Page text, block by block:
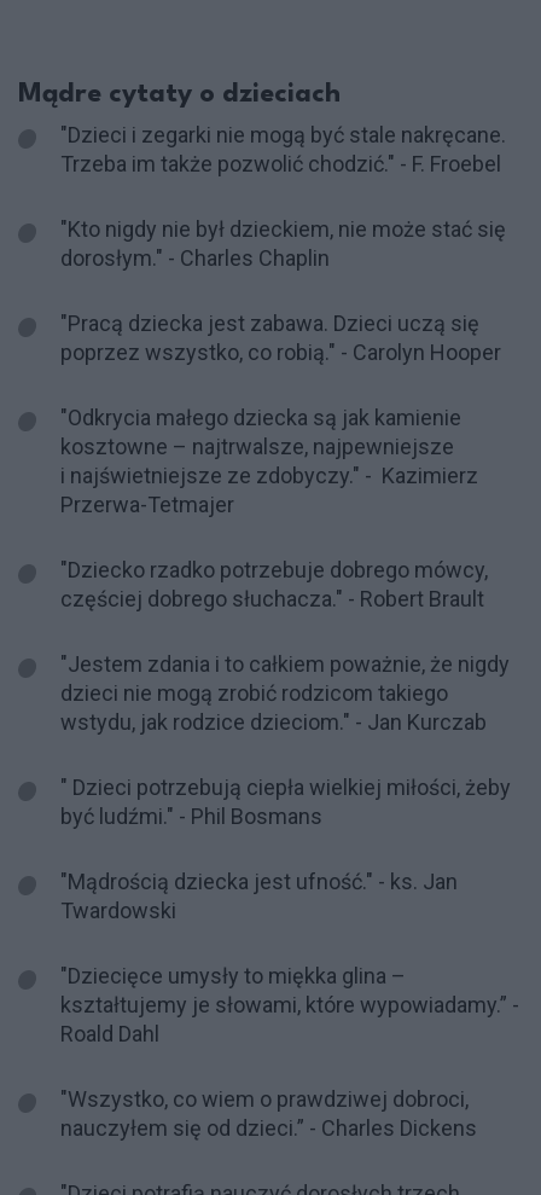
Mądre cytaty o dzieciach
"Dzieci i zegarki nie mogą być stale nakręcane.
Trzeba im także pozwolić chodzić." - F. Froebel
"Kto nigdy nie był dzieckiem, nie może stać się
dorosłym." - Charles Chaplin
"Pracą dziecka jest zabawa. Dzieci uczą się
poprzez wszystko, co robią." - Carolyn Hooper
"Odkrycia małego dziecka są jak kamienie
kosztowne – najtrwalsze, najpewniejsze
i najświetniejsze ze zdobyczy." - Kazimierz
Przerwa-Tetmajer
"Dziecko rzadko potrzebuje dobrego mówcy,
częściej dobrego słuchacza." - Robert Brault
"Jestem zdania i to całkiem poważnie, że nigdy
dzieci nie mogą zrobić rodzicom takiego
wstydu, jak rodzice dzieciom." - Jan Kurczab
" Dzieci potrzebują ciepła wielkiej miłości, żeby
być ludźmi." - Phil Bosmans
"Mądrością dziecka jest ufność." - ks. Jan
Twardowski
"Dziecięce umysły to miękka glina –
kształtujemy je słowami, które wypowiadamy.” -
Roald Dahl
"Wszystko, co wiem o prawdziwej dobroci,
nauczyłem się od dzieci.” - Charles Dickens